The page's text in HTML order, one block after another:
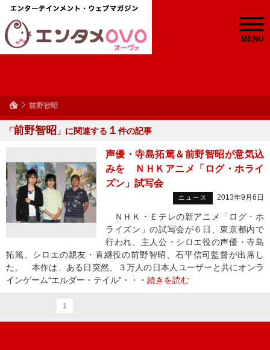
MENU
前野智昭
「前野智昭 」に関連する １ 件の記事
声優・寺島拓篤＆前野智昭が意気込
みを ＮＨＫアニメ「ログ・ホライ
ズン」試写会
ニュース 2013年9月6日
ＮＨＫ・Ｅテレの新アニメ「ログ・ホ
ライズン」の試写会が６日、東京都内で
行われ、主人公・シロエ役の声優・寺島
拓篤、シロエの親友・直継役の前野智昭、石平信司監督が出席し
た。 本作は、ある日突然、３万人の日本人ユーザーと共にオンラ
インゲーム“エルダー・テイル”・・・ 続きを読む
1